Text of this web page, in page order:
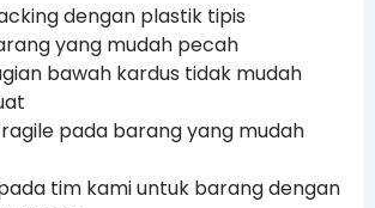
dengan plastik tipis
yang mudah pecah
bawah kardus tidak mudah
pada barang yang mudah
tim kami untuk barang dengan